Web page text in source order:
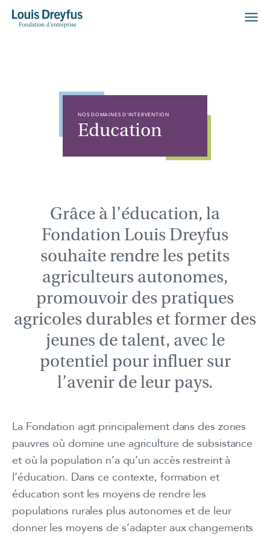
NOS DOMAINES D'INTERVENTION
Education
Grâce à l’éducation, la
Fondation Louis Dreyfus
souhaite rendre les petits
agriculteurs autonomes,
promouvoir des pratiques
agricoles durables et former des
jeunes de talent, avec le
potentiel pour influer sur
l’avenir de leur pays.
La Fondation agit principalement dans des zones
pauvres où domine une agriculture de subsistance
et où la population n’a qu’un accès restreint à
l’éducation. Dans ce contexte, formation et
éducation sont les moyens de rendre les
populations rurales plus autonomes et de leur
donner les moyens de s’adapter aux changements